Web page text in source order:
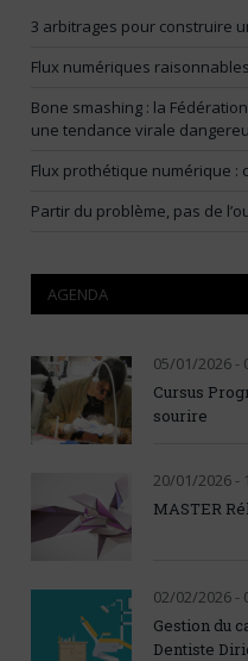
3 arbitrages pour construire
Flux numériques
Bone smashing : la
une tendance virale
Flux prothétique numérique :
Partir du problème, pas de
AGENDA
05/01/2026 -
Cursus
sourire
20/01/2026 -
MASTER
02/02/2026 -
Gestion du
Dentiste